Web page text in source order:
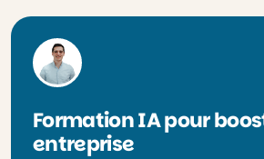
Formation IA pour
entreprise